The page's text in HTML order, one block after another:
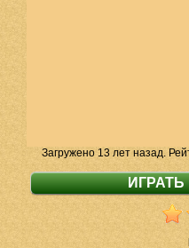
Загружено 13 лет назад.